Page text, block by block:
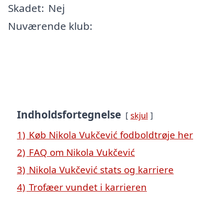
Skadet: Nej
Nuværende klub:
Indholdsfortegnelse skjul
1) Køb Nikola Vukčević fodboldtrøje her
2) FAQ om Nikola Vukčević
3) Nikola Vukčević stats og karriere
4) Trofæer vundet i karrieren